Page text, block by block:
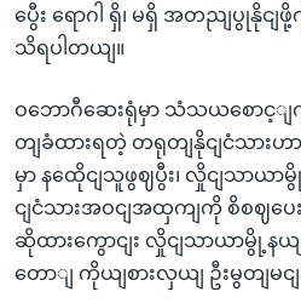
ပွေီး ရောဂါ ရှိ၊ မရှိ အတညျပွုနို
သိရပါတယျ။
ဝဘောဂီဆေးရုံမှာ သံသယစော
တျခံထားရတဲ့ တရုတျနိုငျငံသားဟ
မှာ နထေိုငျသူဖွဈပွီး၊ လှိုငျသာယ
ငျငံသားအဝငျအထှကျကို စိစဈပေ
ဆိုထားကွောငျး လှိုငျသာယာမွို့န
တောျ ကိုယျစားလှယျ ဦးမွတျမ